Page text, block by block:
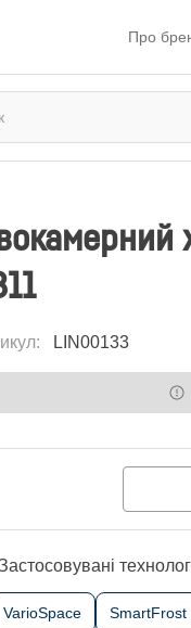
Про
: LIN00133
VarioSpace SmartFrost